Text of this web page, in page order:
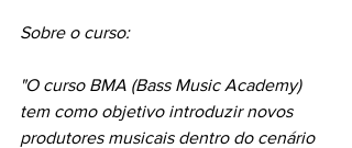
Sobre o curso:
"O curso BMA (Bass Music Academy)
tem como objetivo introduzir novos
produtores musicais dentro do cenário